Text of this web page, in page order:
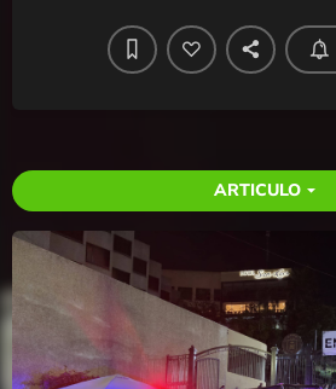
ARTICULO arrow_drop_down